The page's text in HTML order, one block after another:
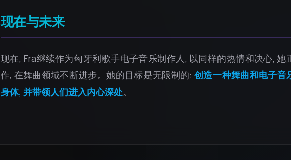
现在与未来
现在, Fra继续作为匈牙利歌手电子音乐制作人, 以同样的热情和决心,
作, 在舞曲领域不断进步。她的目标是无限制的: 创造一种舞曲和电子音
身体, 并带领人们进入内心深处。